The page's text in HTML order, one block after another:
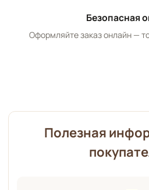
Безопасная
Оформляйте заказ онлайн —
Полезная